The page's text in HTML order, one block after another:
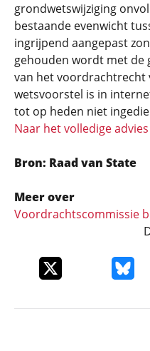
grondwetswijziging
bestaande evenwicht
ingrijpend aangepast
gehouden wordt met de
van het voordrachtrecht
wetsvoorstel is in
tot op heden niet
Naar het volledige
Bron: Raad van State
Meer over
Voordrachtscommissie
Deel dit item op X
Deel